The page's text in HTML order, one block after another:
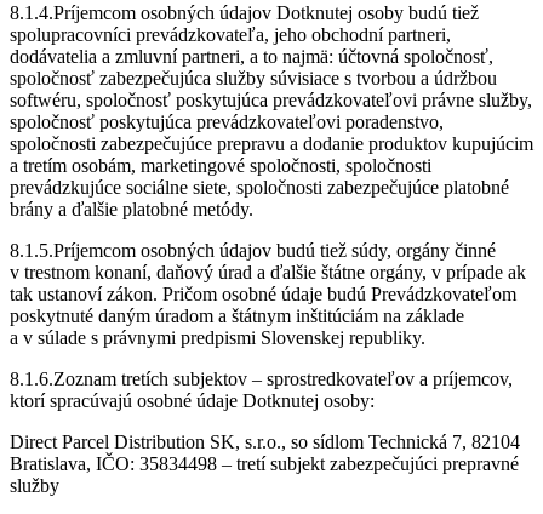
8.1.4.Príjemcom osobných údajov Dotknutej osoby budú tiež
spolupracovníci prevádzkovateľa, jeho obchodní partneri,
dodávatelia a zmluvní partneri, a to najmä: účtovná spoločnosť,
spoločnosť zabezpečujúca služby súvisiace s tvorbou a údržbou
softwéru, spoločnosť poskytujúca prevádzkovateľovi právne služby,
spoločnosť poskytujúca prevádzkovateľovi poradenstvo,
spoločnosti zabezpečujúce prepravu a dodanie produktov kupujúcim
a tretím osobám, marketingové spoločnosti, spoločnosti
prevádzkujúce sociálne siete, spoločnosti zabezpečujúce platobné
brány a ďalšie platobné metódy.
8.1.5.Príjemcom osobných údajov budú tiež súdy, orgány činné
v trestnom konaní, daňový úrad a ďalšie štátne orgány, v prípade ak
tak ustanoví zákon. Pričom osobné údaje budú Prevádzkovateľom
poskytnuté daným úradom a štátnym inštitúciám na základe
a v súlade s právnymi predpismi Slovenskej republiky.
8.1.6.Zoznam tretích subjektov – sprostredkovateľov a príjemcov,
ktorí spracúvajú osobné údaje Dotknutej osoby:
Direct Parcel Distribution SK, s.r.o., so sídlom Technická 7, 82104
Bratislava, IČO: 35834498 – tretí subjekt zabezpečujúci prepravné
služby